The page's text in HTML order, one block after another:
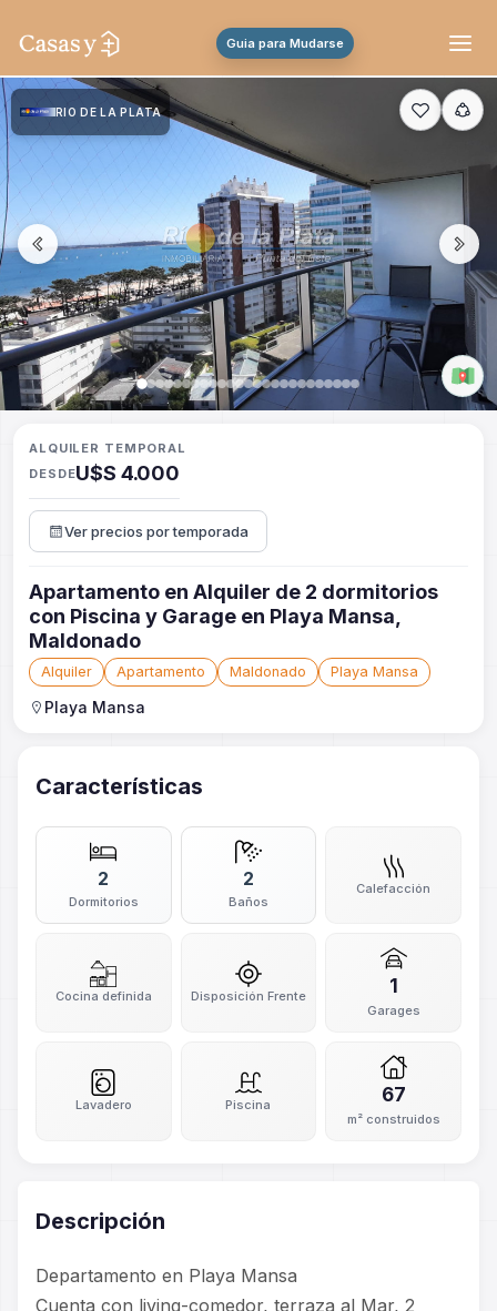
Guia para Mudarse
RIO DE LA PLATA
ALQUILER TEMPORAL
DESDEU$S 4.000
Ver precios por temporada
Apartamento en Alquiler de 2 dormitorios
con Piscina y Garage en Playa Mansa,
Maldonado
Alquiler Apartamento Maldonado Playa Mansa
Playa Mansa
Características
2
Dormitorios
2
Baños
Calefacción
Cocina definida Disposición Frente 1
Garages
Lavadero Piscina 67
m² construidos
Descripción
Departamento en Playa Mansa
Cuenta con living-comedor, terraza al Mar, 2